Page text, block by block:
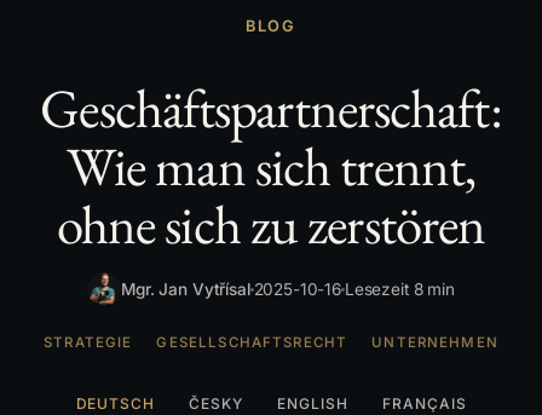
BLOG
Geschäftspartnerschaft:
Wie man sich trennt,
ohne sich zu zerstören
Mgr. Jan Vytřísal2025-10-16Lesezeit 8 min
STRATEGIE GESELLSCHAFTSRECHT UNTERNEHMEN
DEUTSCH ČESKY ENGLISH FRANÇAIS